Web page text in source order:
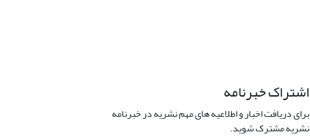
اشتراک خبرنامه
برای دریافت اخبار و اطلاعیه های مهم نشریه در خبرنامه
نشریه مشترک شوید.